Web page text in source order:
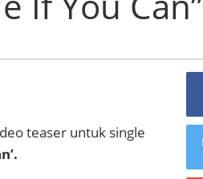
teaser untuk single